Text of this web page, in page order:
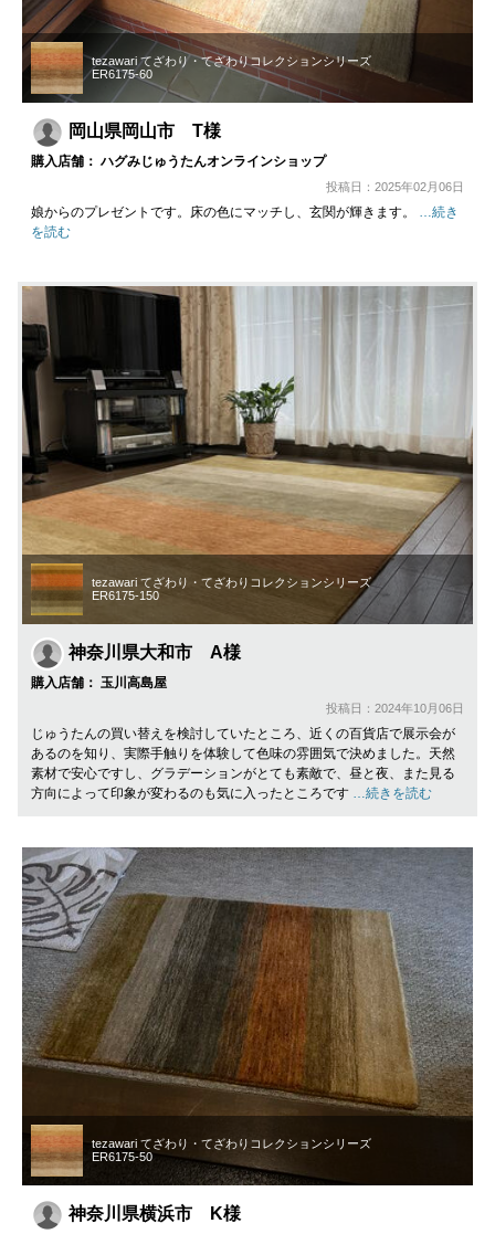
tezawari てざわり・てざわりコレクションシリーズ
ER6175-60
岡山県岡山市 T様
購入店舗： ハグみじゅうたんオンラインショップ
投稿日：2025年02月06日
娘からのプレゼントです。床の色にマッチし、玄関が輝きます。
…続き
を読む
tezawari てざわり・てざわりコレクションシリーズ
ER6175-150
神奈川県大和市 A様
購入店舗： 玉川高島屋
投稿日：2024年10月06日
じゅうたんの買い替えを検討していたところ、近くの百貨店で展示会が
あるのを知り、実際手触りを体験して色味の雰囲気で決めました。天然
素材で安心ですし、グラデーションがとても素敵で、昼と夜、また見る
方向によって印象が変わるのも気に入ったところです
…続きを読む
tezawari てざわり・てざわりコレクションシリーズ
ER6175-50
神奈川県横浜市 K様